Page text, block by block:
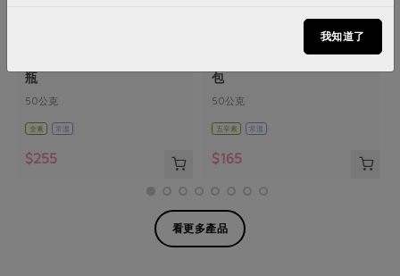
瓶
50公克
全素 常溫
$255
公平貿易黑胡椒粒(馥聚)-50g/
包
50公克
五辛素 常溫
$165
看更多產品
我知道了